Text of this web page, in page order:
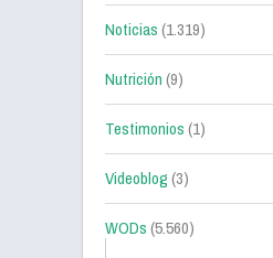
Noticias(1.319)
Nutrición(9)
Testimonios(1)
Videoblog(3)
WODs(5.560)